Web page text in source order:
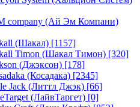
company (Ай Эм Компани)
(Шакал) [1157]
Timon (Шакал Тимон) [320]
(Джэксон) [178]
(Косадака) [2345]
Jack (Литтл Джэк) [66]
(ЛайвТаргет) [0]